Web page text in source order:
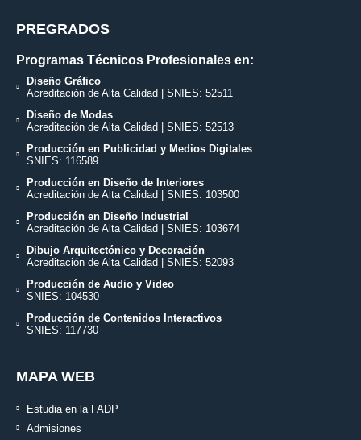
PREGRADOS
Programas Técnicos Profesionales en:
Diseño Gráfico
Acreditación de Alta Calidad | SNIES: 52511
Diseño de Modas
Acreditación de Alta Calidad | SNIES: 52513
Producción en Publicidad y Medios Digitales
SNIES: 116589
Producción en Diseño de Interiores
Acreditación de Alta Calidad | SNIES: 103500
Producción en Diseño Industrial
Acreditación de Alta Calidad | SNIES: 103674
Dibujo Arquitectónico y Decoración
Acreditación de Alta Calidad | SNIES: 52093
Producción de Audio y Video
SNIES: 104530
Producción de Contenidos Interactivos
SNIES: 117730
MAPA WEB
Estudia en la FADP
Admisiones